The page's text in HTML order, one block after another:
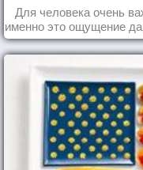
Для человека очень
именно это ощущение
каждый